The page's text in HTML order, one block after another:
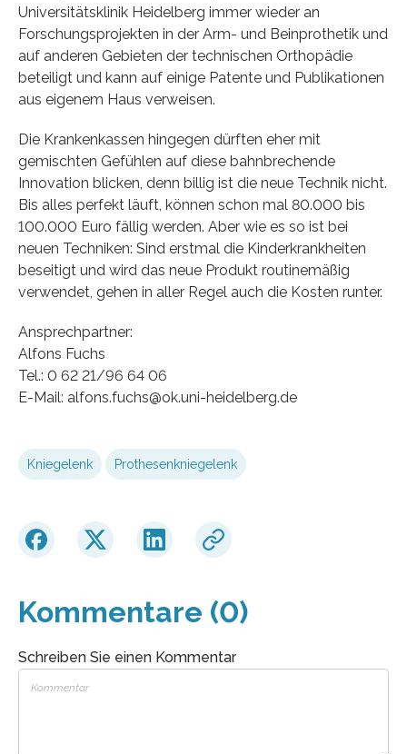
Universitätsklinik Heidelberg immer wieder an
Forschungsprojekten in der Arm- und Beinprothetik und
auf anderen Gebieten der technischen Orthopädie
beteiligt und kann auf einige Patente und Publikationen
aus eigenem Haus verweisen.
Die Krankenkassen hingegen dürften eher mit
gemischten Gefühlen auf diese bahnbrechende
Innovation blicken, denn billig ist die neue Technik nicht.
Bis alles perfekt läuft, können schon mal 80.000 bis
100.000 Euro fällig werden. Aber wie es so ist bei
neuen Techniken: Sind erstmal die Kinderkrankheiten
beseitigt und wird das neue Produkt routinemäßig
verwendet, gehen in aller Regel auch die Kosten runter.
Ansprechpartner:
Alfons Fuchs
Tel.: 0 62 21/96 64 06
E-Mail: alfons.fuchs@ok.uni-heidelberg.de
Kniegelenk Prothesenkniegelenk
Kommentare (0)
Schreiben Sie einen Kommentar